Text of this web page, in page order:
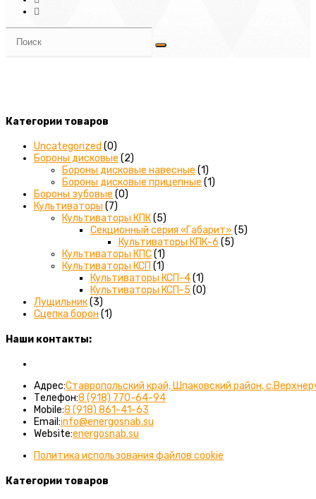
Категории товаров
Uncategorized (0)
Бороны дисковые (2)
Бороны дисковые навесные (1)
Бороны дисковые прицепные (1)
Бороны зубовые (0)
Культиваторы (7)
Культиваторы КПК(5)
Секционный серия «Габарит» (5)
Культиваторы КПК-6 (5)
Культиваторы КПС(1)
Культиваторы КСП (1)
Культиваторы КСП-4(1)
Культиваторы КСП-5 (0)
Лущильник(3)
Сцепка борон (1)
Наши контакты:
Адрес:Ставропольский край, Шпаковский район,
Телефон:8 (918) 770-64-94Откроется
Mobile:8 (918) 861-41-63
в
Email:info@energosnab.su
приложении
Website:energosnab.su
Политика использования файлов cookie
Категории товаров